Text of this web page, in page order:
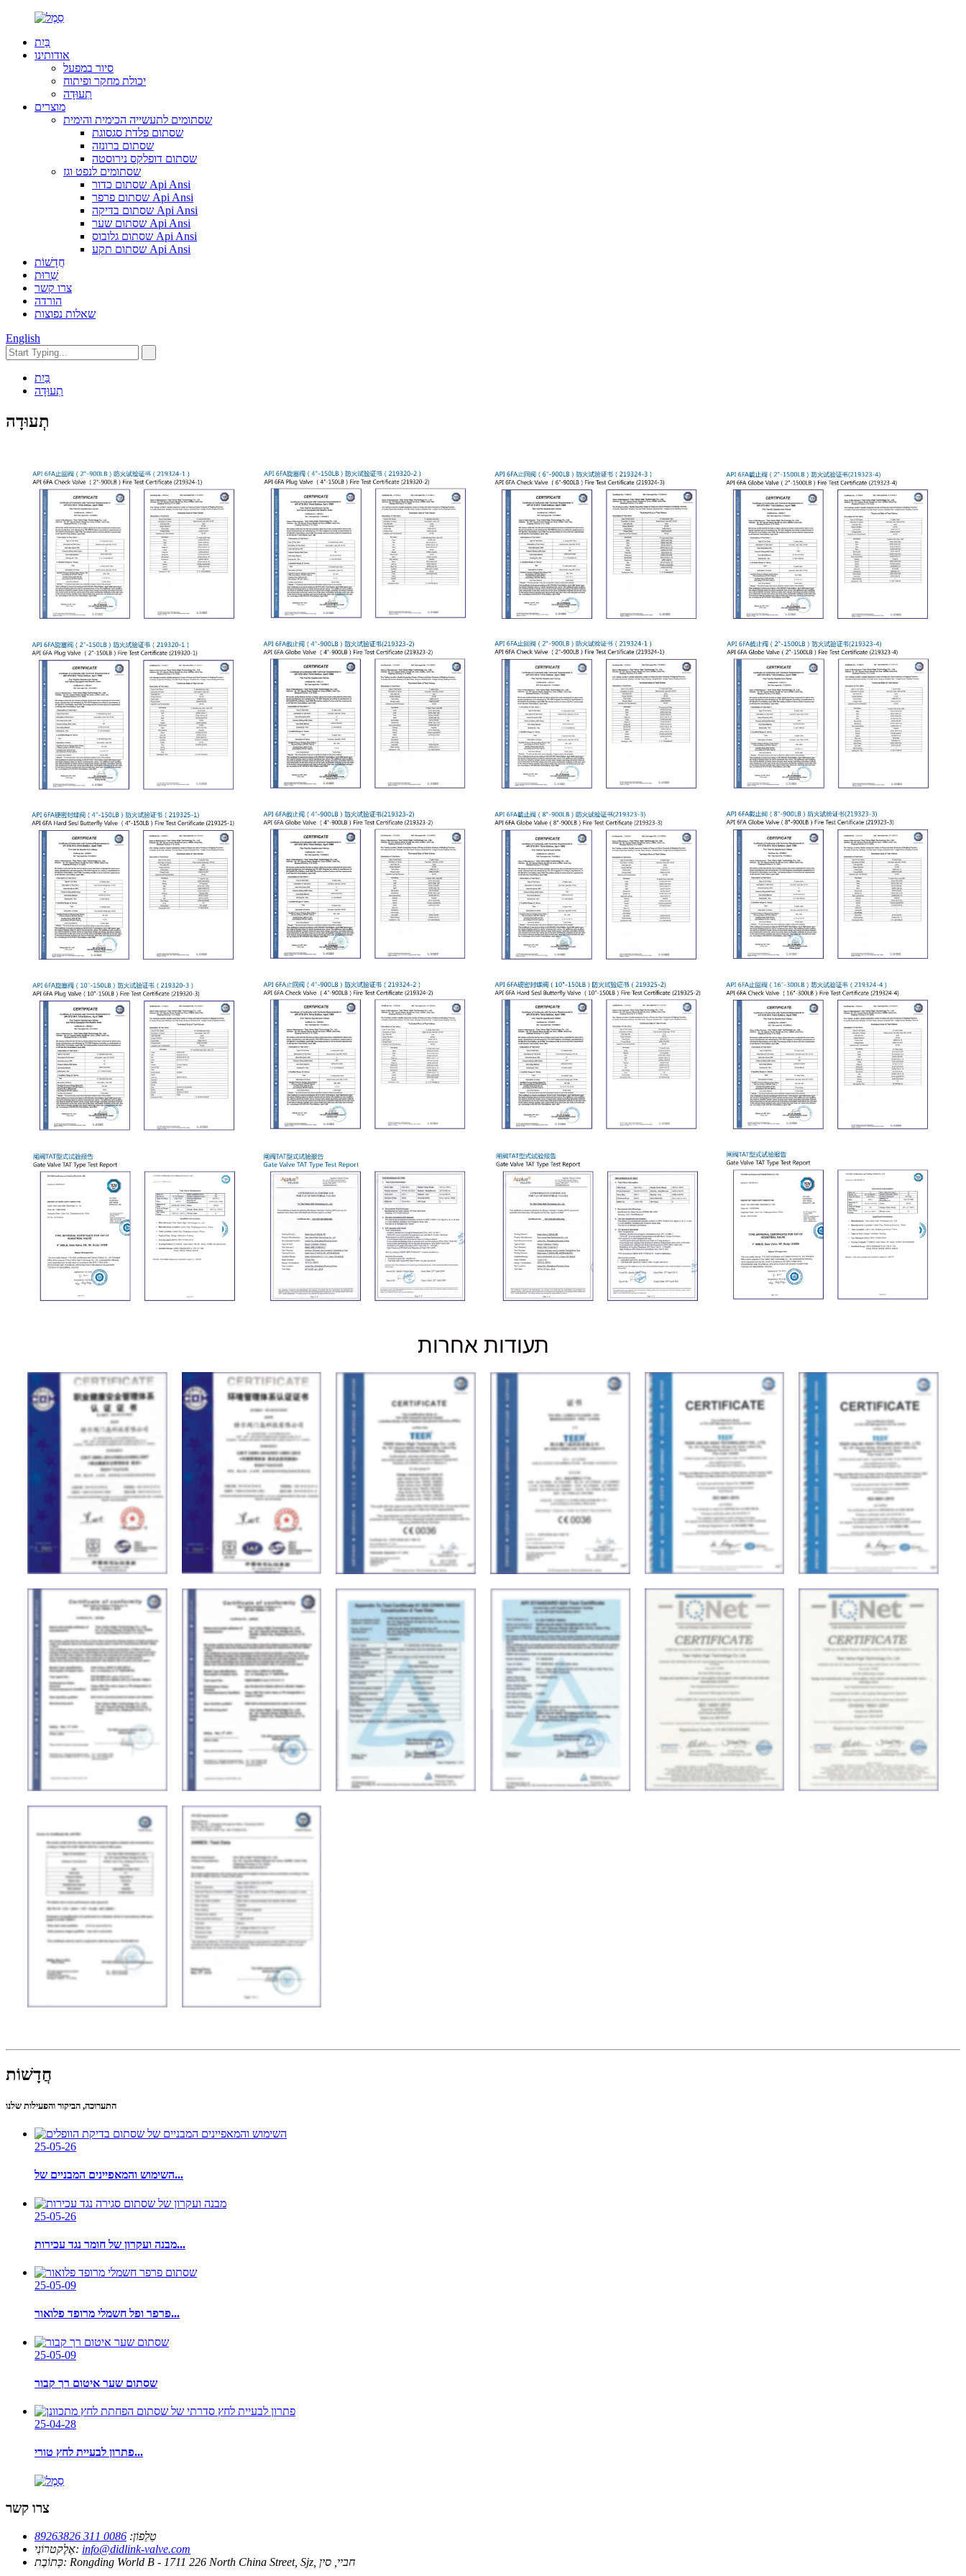
בַּיִת
אודותינו
סיור במפעל
יכולת מחקר ופיתוח
תְעוּדָה
מוצרים
שסתומים לתעשייה הכימית והימית
שסתום פלדת סגסוגת
שסתום ברונזה
שסתום דופלקס נירוסטה
שסתומים לנפט וגז
שסתום כדור Api Ansi
שסתום פרפר Api Ansi
שסתום בדיקה Api Ansi
שסתום שער Api Ansi
שסתום גלובוס Api Ansi
שסתום תקע Api Ansi
חֲדָשׁוֹת
שֵׁרוּת
צרו קשר
הורדה
שאלות נפוצות
English
בַּיִת
תְעוּדָה
תְעוּדָה
תעודות אחרות
חֲדָשׁוֹת
התערוכה, הביקור והפעילות שלנו
25-05-26
השימוש והמאפיינים המבניים של...
25-05-26
מבנה ועקרון של חומר נגד עכירות...
25-05-09
פרפר ופל חשמלי מרופד פלואור...
25-05-09
שסתום שער איטום רך קבור
25-04-28
פתרון לבעיית לחץ טורי...
צרו קשר
טֵלֵפוֹן: 0086 311 89263826
אֶלֶקטרוֹנִי: info@didlink-valve.com
כְּתוֹבֶת:
Rongding World B - 1711 226 North China Street, Sjz, חביי, סין